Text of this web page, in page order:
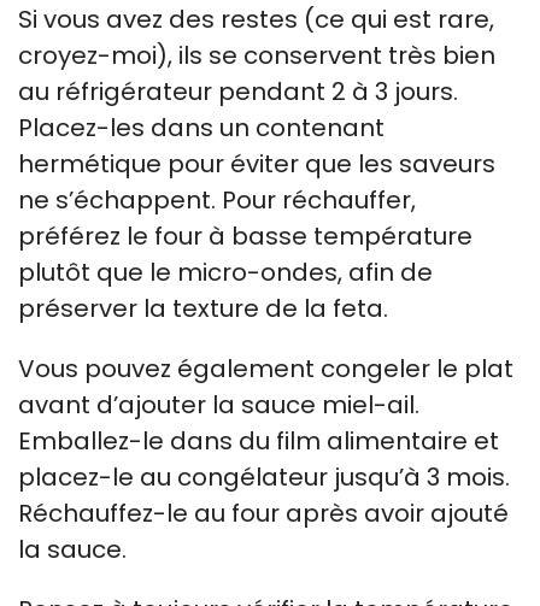
Si vous avez des restes (ce qui est rare,
croyez-moi), ils se conservent très bien
au réfrigérateur pendant 2 à 3 jours.
Placez-les dans un contenant
hermétique pour éviter que les saveurs
ne s’échappent. Pour réchauffer,
préférez le four à basse température
plutôt que le micro-ondes, afin de
préserver la texture de la feta.
Vous pouvez également congeler le plat
avant d’ajouter la sauce miel-ail.
Emballez-le dans du film alimentaire et
placez-le au congélateur jusqu’à 3 mois.
Réchauffez-le au four après avoir ajouté
la sauce.